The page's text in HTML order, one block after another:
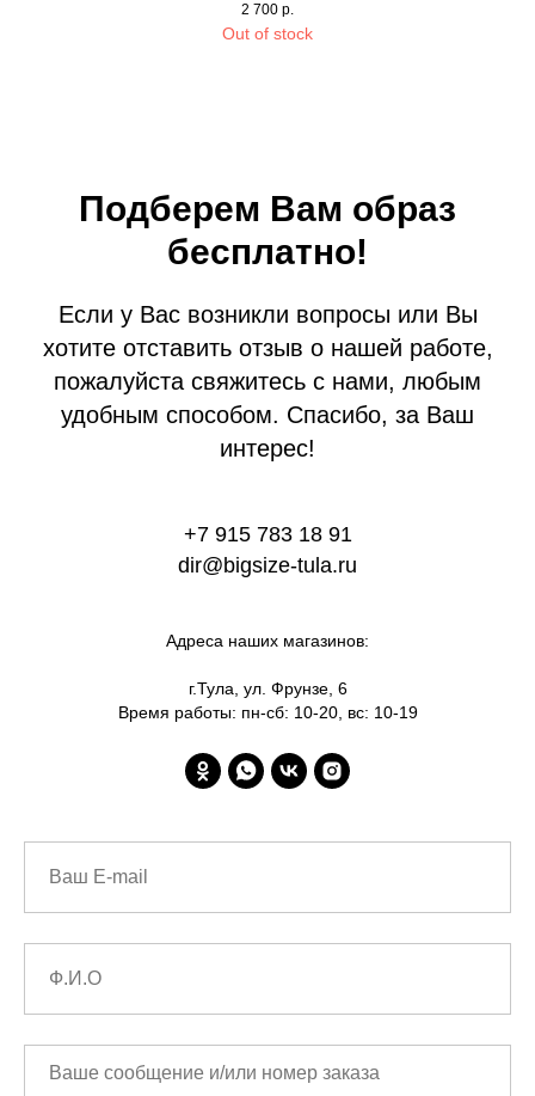
2 700 р.
Out of stock
Подберем Вам образ
бесплатно!
Если у Вас возникли вопросы или Вы
хотите отставить отзыв о нашей работе,
пожалуйста свяжитесь с нами, любым
удобным способом. Спасибо, за Ваш
интерес!
+7 915 783 18 91
dir@bigsize-tula.ru
Адреса наших магазинов:
г.Тула, ул. Фрунзе, 6
Время работы: пн-сб: 10-20, вс: 10-19